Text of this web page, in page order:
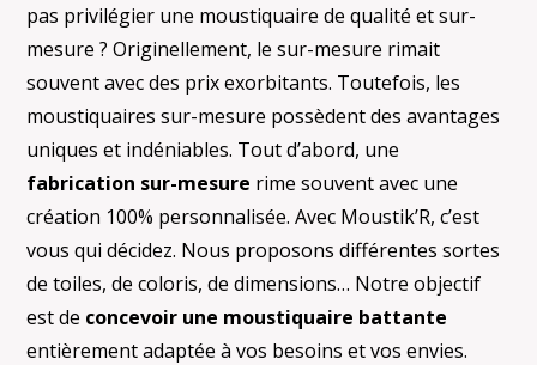
pas privilégier une moustiquaire de qualité et sur-
mesure ? Originellement, le sur-mesure rimait
souvent avec des prix exorbitants. Toutefois, les
moustiquaires sur-mesure possèdent des avantages
uniques et indéniables. Tout d’abord, une
fabrication sur-mesure rime souvent avec une
création 100% personnalisée. Avec Moustik’R, c’est
vous qui décidez. Nous proposons différentes sortes
de toiles, de coloris, de dimensions… Notre objectif
est de concevoir une moustiquaire battante
entièrement adaptée à vos besoins et vos envies.